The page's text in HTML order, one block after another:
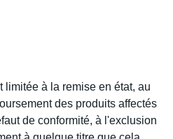
limitée à la remise en état, au
des produits affectés
de conformité, à l'exclusion